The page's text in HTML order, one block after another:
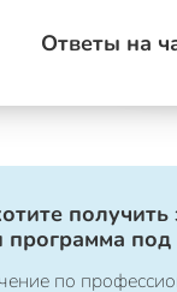
Ответы на
по